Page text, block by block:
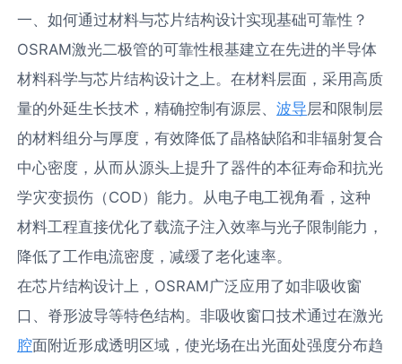
一、如何通过材料与芯片结构设计实现基础可靠性？
OSRAM激光二极管的可靠性根基建立在先进的半导体
材料科学与芯片结构设计之上。在材料层面，采用高质
量的外延生长技术，精确控制有源层、波导层和限制层
的材料组分与厚度，有效降低了晶格缺陷和非辐射复合
中心密度，从而从源头上提升了器件的本征寿命和抗光
学灾变损伤（COD）能力。从电子电工视角看，这种
材料工程直接优化了载流子注入效率与光子限制能力，
降低了工作电流密度，减缓了老化速率。
在芯片结构设计上，OSRAM广泛应用了如非吸收窗
口、脊形波导等特色结构。非吸收窗口技术通过在激光
腔面附近形成透明区域，使光场在出光面处强度分布趋